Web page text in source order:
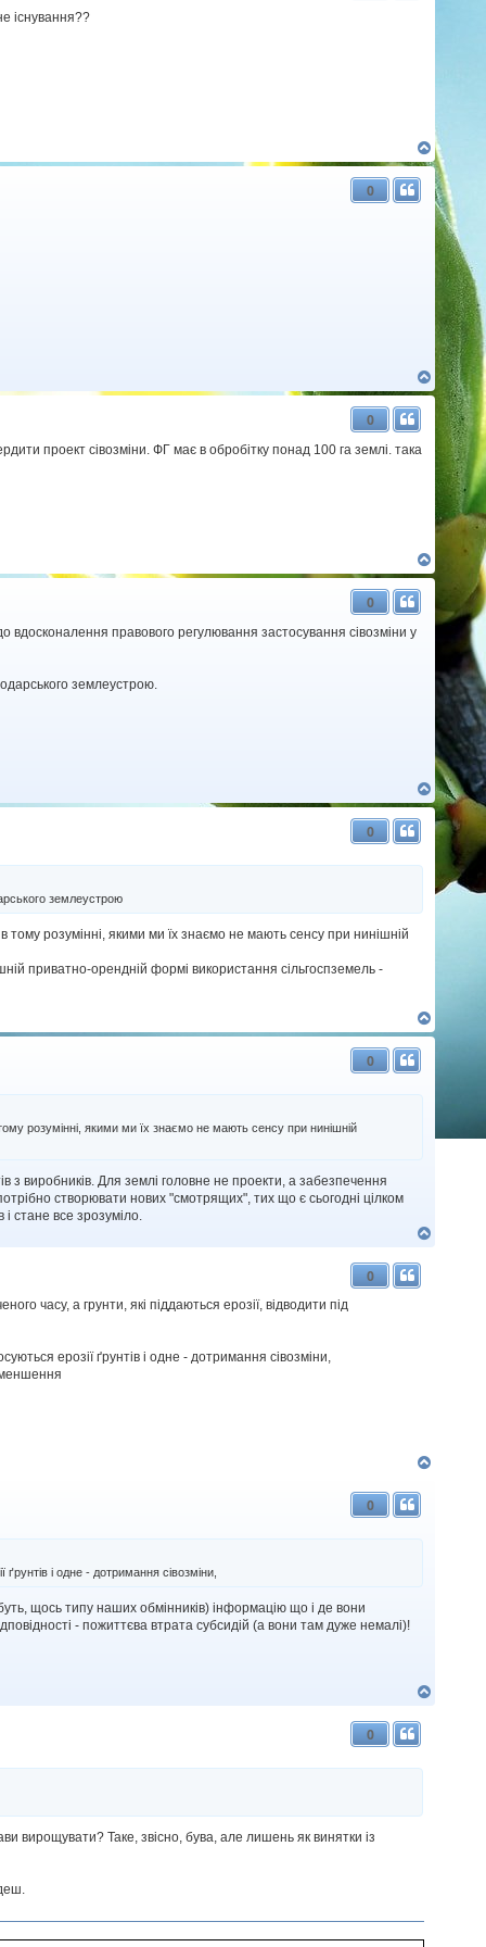
існування??
Д
о
г
о
р
и
0
Д
о
0
проект сівозміни. ФГ має в обробітку понад 100 га землі. така
о
р
0
вдосконалення правового регулювання застосування сівозміни у
землеустрою.
Д
о
г
о
0
землеустрою
розумінні, якими ми їх знаємо не мають сенсу при нинішній
приватно-орендній формі використання сільгоспземель -
о
0
розумінні, якими ми їх знаємо не мають сенсу при нинішній
виробників. Для землі головне не проекти, а забезпечення
створювати нових "смотрящих", тих що є сьогодні цілком
стане все зрозуміло.
0
часу, а грунти, які піддаються ерозії, відводити під
ерозії ґрунтів і одне - дотримання сівозміни,
0
і одне - дотримання сівозміни,
щось типу наших обмінників) інформацію що і де вони
- пожиттєва втрата субсидій (а вони там дуже немалі)!
0
вирощувати? Таке, звісно, бува, але лишень як винятки із